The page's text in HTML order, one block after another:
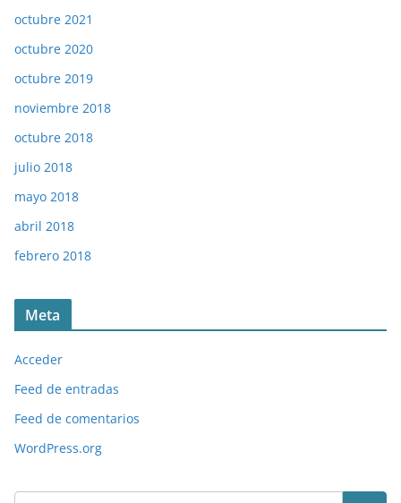
octubre 2021
octubre 2020
octubre 2019
noviembre 2018
octubre 2018
julio 2018
mayo 2018
abril 2018
febrero 2018
Meta
Acceder
Feed de entradas
Feed de comentarios
WordPress.org